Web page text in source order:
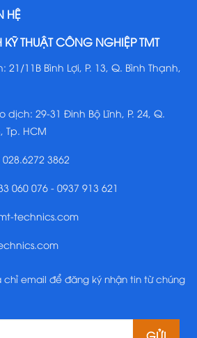
HỆ
THUẬT CÔNG NGHIỆP TMT
21/11B Bình Lợi, P. 13, Q. Bình Thạnh,
dịch: 29-31 Đinh Bộ Lĩnh, P. 24, Q.
Tp. HCM
3862
060 076 - 0937 913 621
technics.com
chỉ email để đăng ký nhận tin từ chúng